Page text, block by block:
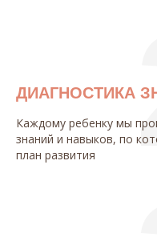
ДИАГНОСТИКА
Каждому ребенку мы
знаний и навыков, по
план развития